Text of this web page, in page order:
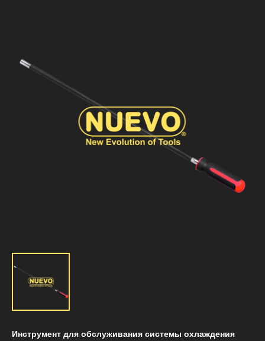
Инструмент для обслуживания системы охлаждения